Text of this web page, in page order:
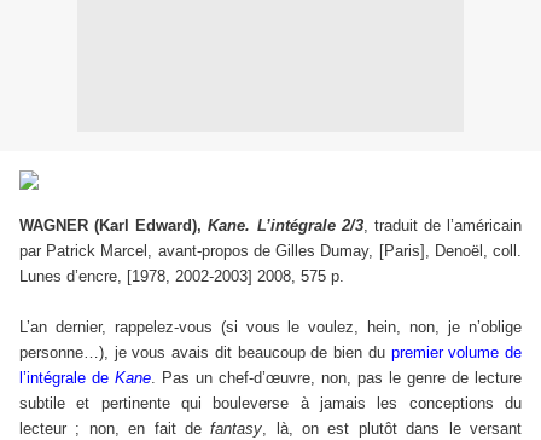
WAGNER (Karl Edward),Kane. L’intégrale 2/3, traduit de l’américain
par Patrick Marcel, avant-propos de Gilles Dumay, [Paris], Denoël, coll.
Lunes d’encre, [1978, 2002-2003] 2008, 575 p.
L’an dernier, rappelez-vous (si vous le voulez, hein, non, je n’oblige
personne…), je vous avais dit beaucoup de bien du premier volume de
l’intégrale de Kane. Pas un chef-d’œuvre, non, pas le genre de lecture
subtile et pertinente qui bouleverse à jamais les conceptions du
lecteur ; non, en fait defantasy, là, on est plutôt dans le versant